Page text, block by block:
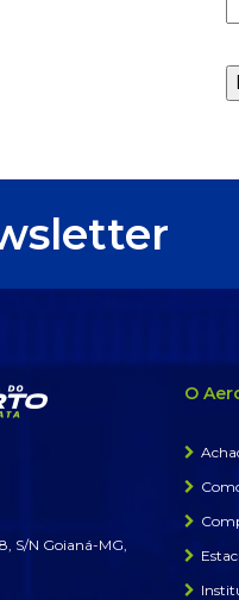
S/N Goianá-MG,
O